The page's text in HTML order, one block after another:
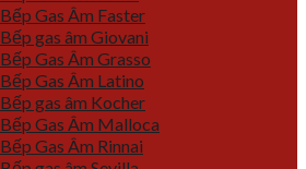
Bếp Gas Âm Faster
Bếp gas âm Giovani
Bếp Gas Âm Grasso
Bếp Gas Âm Latino
Bếp gas âm Kocher
Bếp Gas Âm Malloca
Bếp Gas Âm Rinnai